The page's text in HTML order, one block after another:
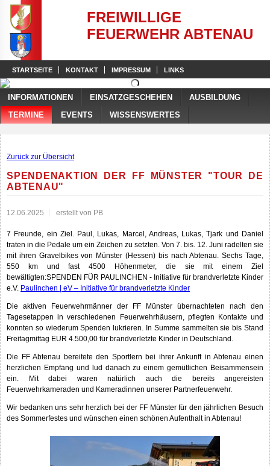
FREIWILLIGE
FEUERWEHR ABTENAU
STARTSEITE KONTAKT IMPRESSUM LINKS
INFORMATIONEN EINSATZGESCHEHEN
AUSBILDUNG
TERMINE
EVENTS WISSENSWERTES
Zurück zur Übersicht
SPENDENAKTION DER FF MÜNSTER "TOUR DE
ABTENAU"
12.06.2025 erstellt von PB
7 Freunde, ein Ziel. Paul, Lukas, Marcel, Andreas, Lukas, Tjark und Daniel
traten in die Pedale um ein Zeichen zu setzten. Von 7. bis. 12. Juni radelten sie
mit ihren Gravelbikes von Münster (Hessen) bis nach Abtenau. Sechs Tage,
550 km und fast 4500 Höhenmeter, die sie mit einem Ziel
bewältigten:SPENDEN FÜR PAULINCHEN - Initiative für brandverletzte Kinder
e.V. Paulinchen | eV – Initiative für brandverletzte Kinder
Die aktiven Feuerwehrmänner der FF Münster übernachteten nach den
Tagesetappen in verschiedenen Feuerwehrhäusern, pflegten Kontakte und
konnten so wiederum Spenden lukrieren. In Summe sammelten sie bis Stand
Freitagmittag EUR 4.500,00 für brandverletzte Kinder in Deutschland.
Die FF Abtenau bereitete den Sportlern bei ihrer Ankunft in Abtenau einen
herzlichen Empfang und lud danach zu einem gemütlichen Beisammensein
ein. Mit dabei waren natürlich auch die bereits angereisten
Feuerwehrkameraden und Kameradinnen unserer Partnerfeuerwehr.
Wir bedanken uns sehr herzlich bei der FF Münster für den jährlichen Besuch
des Sommerfestes und wünschen einen schönen Aufenthalt in Abtenau!